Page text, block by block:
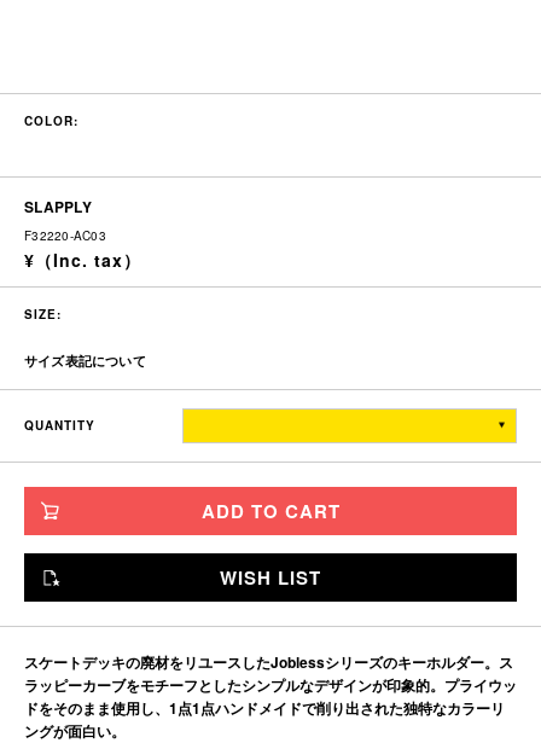
SLAPPLY
F32220-AC03
COLOR:
SIZE:
サイズ表記について
全長 横幅
厚さ
9 2.2 1.3
※単位はすべて「cm」です。
QUANTITY
ADD TO CART
WISH LIST
スケートデッキの廃材をリユースしたJoblessシリーズのキーホルダー。ス
ラッピーカーブをモチーフとしたシンプルなデザインが印象的。プライウッ
ドをそのまま使用し、1点1点ハンドメイドで削り出された独特なカラーリ
ングが面白い。